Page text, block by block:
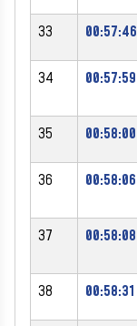
33 00:57:46
34 00:57:59
35 00:58:00
36 00:58:06
37 00:58:08
38 00:58:31